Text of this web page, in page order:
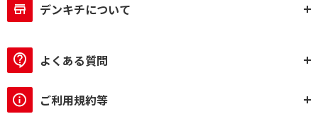
デンキチについて
よくある質問
ご利用規約等